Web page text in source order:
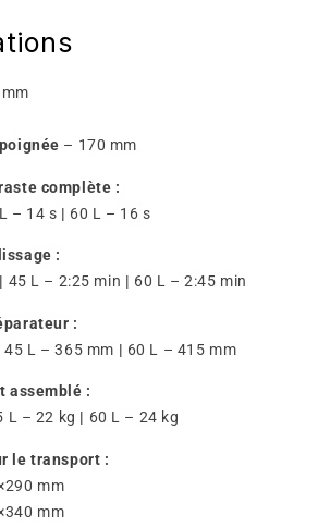
– 170 mm
complète :
– 14 s | 60 L – 16 s
:
| 45 L – 2:25 min | 60 L – 2:45 min
:
45 L – 365 mm | 60 L – 415 mm
assemblé :
L – 22 kg | 60 L – 24 kg
le transport :
mm
mm